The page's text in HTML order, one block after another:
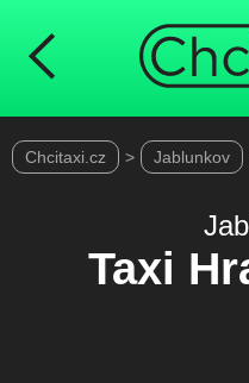
Chcitaxi.cz > Jablunkov
Taxi